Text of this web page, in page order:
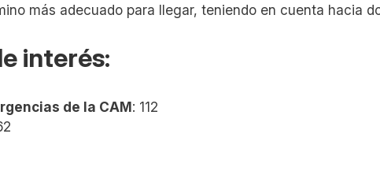
más adecuado para llegar, teniendo en cuenta hacia
interés:
de la CAM: 112